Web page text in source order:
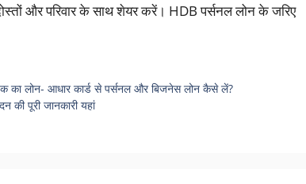
और परिवार के साथ शेयर करें। HDB पर्सनल लोन के जरिए
का लोन- आधार कार्ड से पर्सनल और बिजनेस लोन कैसे लें?
पूरी जानकारी यहां